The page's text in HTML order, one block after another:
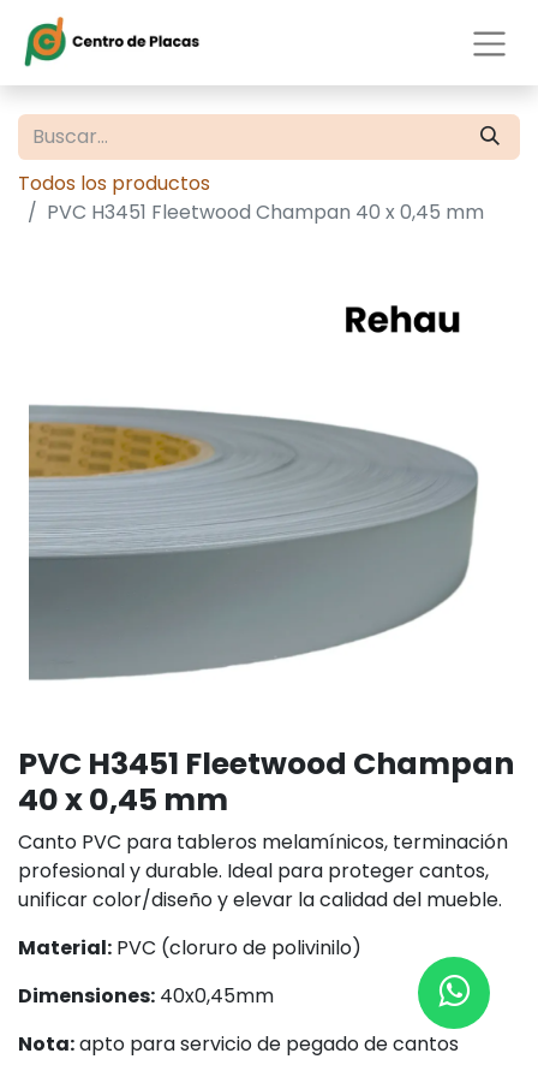
Todos los productos
PVC H3451 Fleetwood Champan 40 x 0,45 mm
PVC H3451 Fleetwood Champan
40 x 0,45 mm
Canto PVC para tableros melamínicos, terminación
profesional y durable. Ideal para proteger cantos,
unificar color/diseño y elevar la calidad del mueble.
Material: PVC (cloruro de polivinilo)
Dimensiones: 40x0,45mm
Nota:apto para servicio de pegado de cantos